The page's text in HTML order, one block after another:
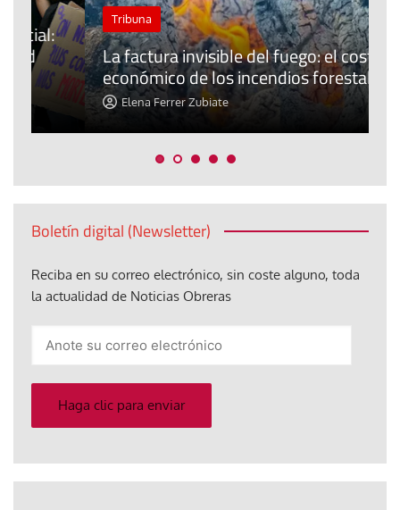
Tribuna
La factura invisible del fuego: el coste
económico de los incendios forestales
Elena Ferrer Zubiate
Boletín digital (Newsletter)
Reciba en su correo electrónico, sin coste alguno, toda
la actualidad de Noticias Obreras
electrónico
Haga clic para enviar